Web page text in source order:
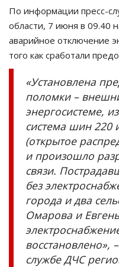
Қазақша Русский
По информации пресс-
области, 7 июня в 09.40
аварийное отключение
того как сработали
«Установлена
поломки –
энергосистеме,
система шин 220
(открытое
и произошло
связи.
без
города и два
Омарова и
восстановлено»,
службе ДЧС